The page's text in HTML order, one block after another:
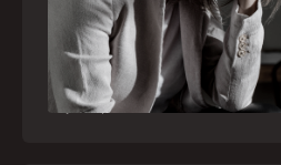
agitação intensa são
médicas e devem receber
especializado pelo telefone
21 julho, 2026